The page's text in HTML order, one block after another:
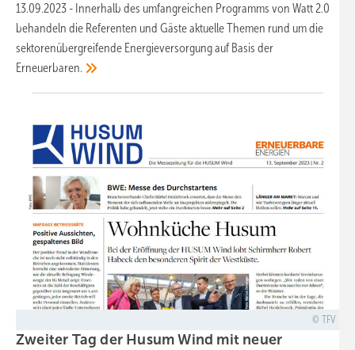
13.09.2023 - Innerhalb des umfangreichen Programms von Watt 2.0
behandeln die Referenten und Gäste aktuelle Themen rund um die
sektorenübergreifende Energieversorgung auf Basis der
Erneuerbaren.
TFV
Zweiter Tag der Husum Wind mit neuer